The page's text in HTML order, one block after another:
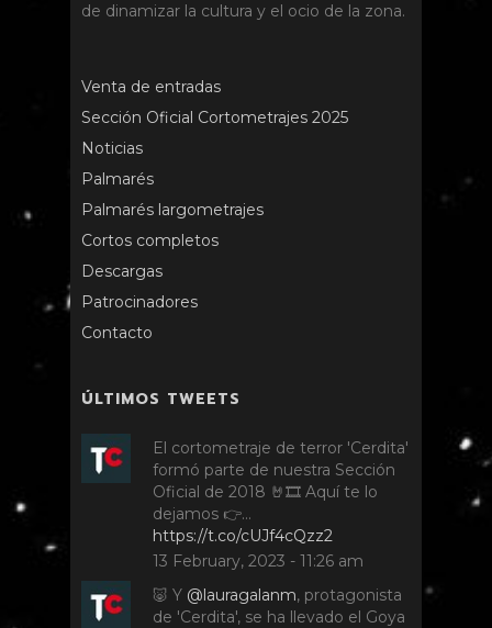
de dinamizar la cultura y el ocio de la zona.
Venta de entradas
Sección Oficial Cortometrajes 2025
Noticias
Palmarés
Palmarés largometrajes
Cortos completos
Descargas
Patrocinadores
Contacto
ÚLTIMOS TWEETS
El cortometraje de terror 'Cerdita'
formó parte de nuestra Sección
Oficial de 2018 🤘🎞️ Aquí te lo
dejamos 👉…
https://t.co/cUJf4cQzz2
13 February, 2023 - 11:26 am
🐷 Y @lauragalanm, protagonista
de 'Cerdita', se ha llevado el Goya